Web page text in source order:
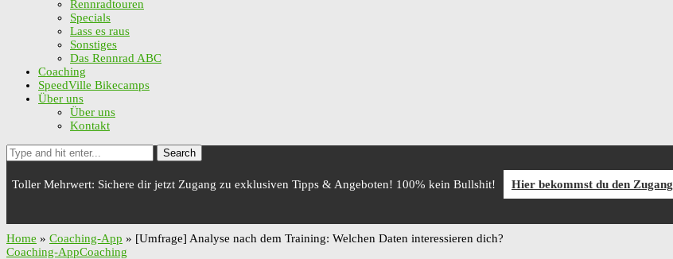
Rennradtouren
Specials
Lass es raus
Sonstiges
Das Rennrad ABC
Coaching
SpeedVille Bikecamps
Über uns
Über uns
Kontakt
Search
Toller Mehrwert: Sichere dir jetzt Zugang zu exklusiven Tipps & Angeboten! 100% kein Bullshit! Hier bekommst du den Zugang
Home » Coaching-App » [Umfrage] Analyse nach dem Training: Welchen Daten interessieren dich?
Coaching-AppCoaching